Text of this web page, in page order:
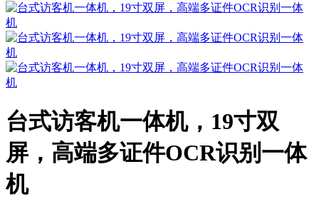
台式访客机一体机，19寸双
屏，高端多证件OCR识别一体
机